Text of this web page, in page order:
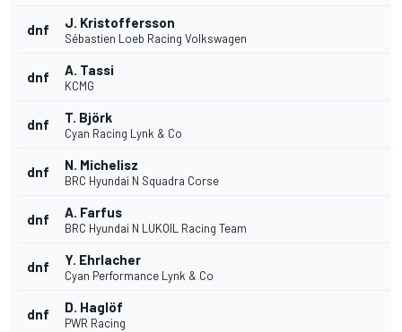
dnf J. Kristoffersson
Sébastien Loeb Racing Volkswagen
dnf A. Tassi
KCMG
dnf T. Björk
Cyan Racing Lynk & Co
dnf N. Michelisz
BRC Hyundai N Squadra Corse
dnf A. Farfus
BRC Hyundai N LUKOIL Racing Team
dnf Y. Ehrlacher
Cyan Performance Lynk & Co
dnf D. Haglöf
PWR Racing